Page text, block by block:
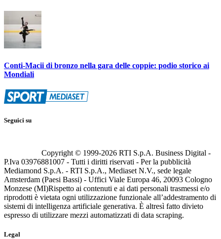
Conti-Macii di bronzo nella gara delle coppie: podio storico ai
Mondiali
Seguici su
Copyright © 1999-2026 RTI S.p.A. Business Digital -
P.Iva 03976881007 - Tutti i diritti riservati - Per la pubblicità
Mediamond S.p.A. - RTI S.p.A., Mediaset N.V., sede legale
Amsterdam (Paesi Bassi) - Uffici Viale Europa 46, 20093 Cologno
Monzese (MI)Rispetto ai contenuti e ai dati personali trasmessi e/o
riprodotti è vietata ogni utilizzazione funzionale all’addestramento di
sistemi di intelligenza artificiale generativa. È altresì fatto divieto
espresso di utilizzare mezzi automatizzati di data scraping.
Legal